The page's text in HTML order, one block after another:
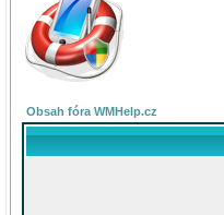
Obsah fóra WMHelp.cz